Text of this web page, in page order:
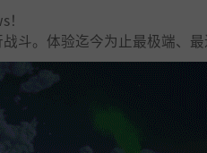
斗。体验迄今为止最极端、最